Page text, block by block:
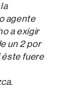
agente
a exigir
un 2 por
éste fuere